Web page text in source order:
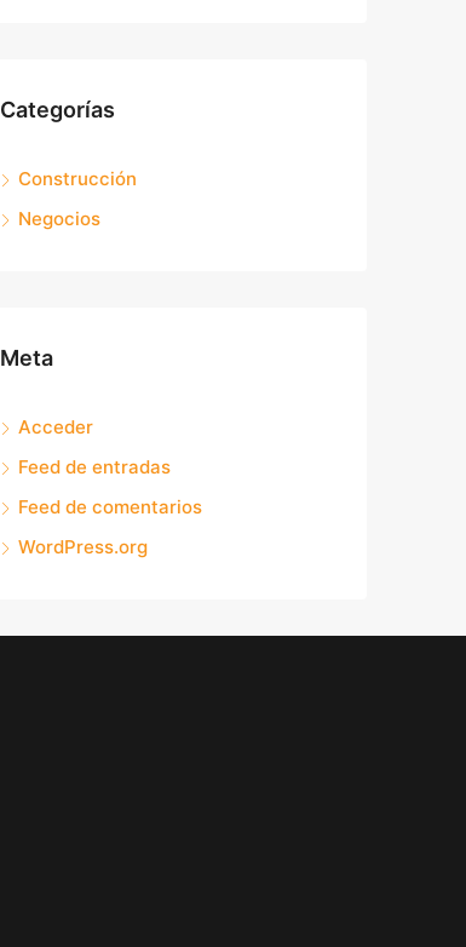
Categorías
Construcción
Negocios
Meta
Acceder
Feed de entradas
Feed de comentarios
WordPress.org